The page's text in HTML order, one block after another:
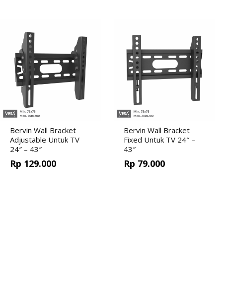
Bervin Wall Bracket
Adjustable Untuk TV
24″ – 43″
Rp 129.000
Bervin Wall Bracket
Fixed Untuk TV 24″ –
43″
Rp 79.000